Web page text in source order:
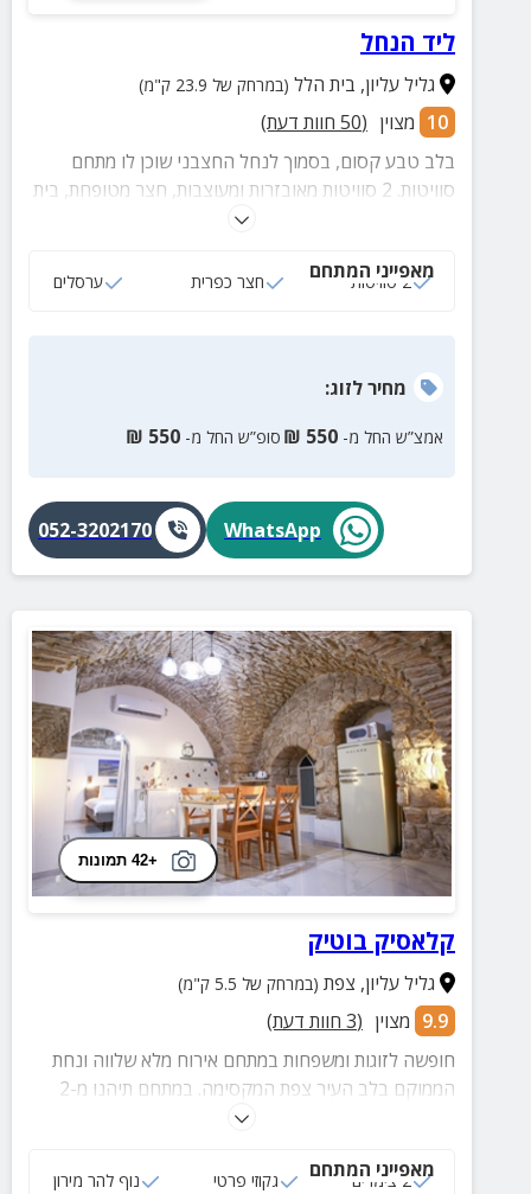
ליד הנחל
גליל עליון, בית הלל (במרחק של 23.9 ק"מ)
10 מצוין (
50 חוות דעת)
בלב טבע קסום, בסמוך לנחל החצבני שוכן לו מתחם
סוויטות. 2 סוויטות מאובזרות ומעוצבות, חצר מטופחת, בית
עץ לילדים. שוכן במרחק קצר מהר החרמון בו תוכלו ליהנות
מאפייני המתחם
2 סוויטות חצר כפרית ערסלים
מחירלזוג:
אמצ”ש החל מ- 550
₪ סופ”ש החל מ- 550
₪
WhatsApp
052-3202170
+42 תמונות
קלאסיק בוטיק
גליל עליון, צפת (במרחק של 5.5 ק"מ)
9.9 מצוין (
3 חוות דעת)
חופשה לזוגות ומשפחות במתחם אירוח מלא שלווה ונחת
הממוקם בלב העיר צפת המקסימה. במתחם תיהנו מ-2
צימרים מוקפדים ומאובזרים הכוללים חדרי שינה, ג'קוזי
מאפייני המתחם
2 צימרים גקוזי פרטי נוף להר מירון